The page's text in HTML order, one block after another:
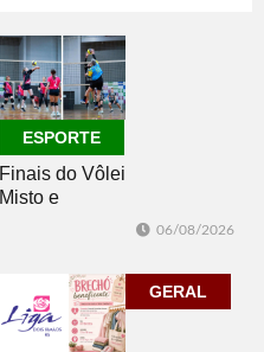
POLÍTICA
ESPORTE
Finais do Vôlei
Misto e
nesta sexta
06/08/2026
GERAL